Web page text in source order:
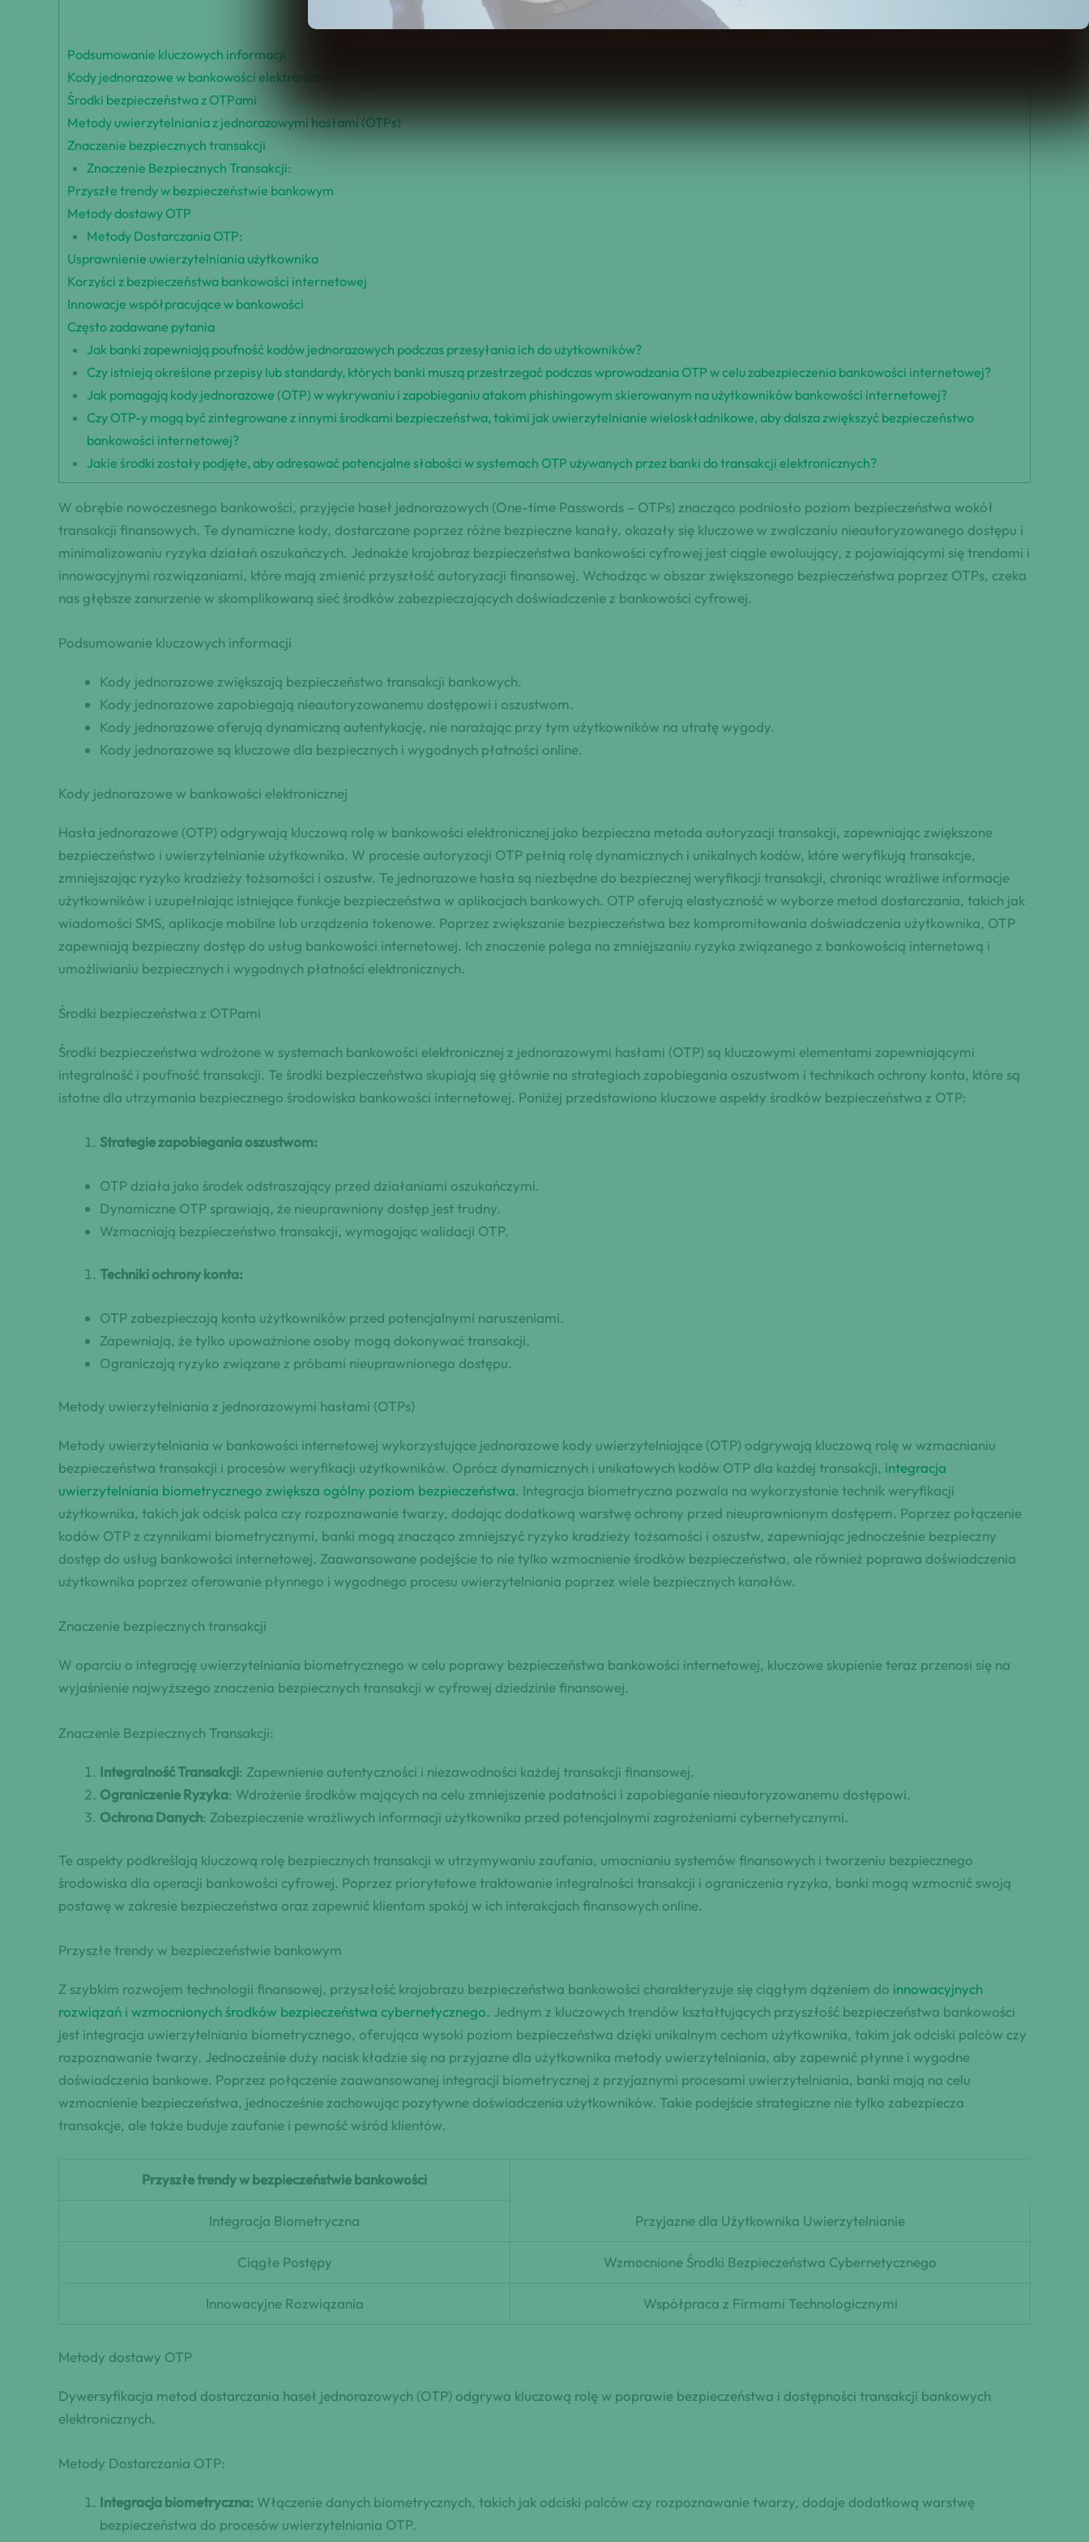
Podsumowanie kluczowych informacji
Kody jednorazowe w bankowości elektronicznej
Środki bezpieczeństwa z OTPami
Metody uwierzytelniania z jednorazowymi hasłami (OTPs)
Znaczenie bezpiecznych transakcji
Znaczenie Bezpiecznych Transakcji:
Przyszłe trendy w bezpieczeństwie bankowym
Metody dostawy OTP
Metody Dostarczania OTP:
Usprawnienie uwierzytelniania użytkownika
Korzyści z bezpieczeństwa bankowości internetowej
Innowacje współpracujące w bankowości
Często zadawane pytania
Jak banki zapewniają poufność kodów jednorazowych podczas przesyłania ich do użytkowników?
Czy istnieją określone przepisy lub standardy, których banki muszą przestrzegać podczas wprowadzania OTP w celu zabezpieczenia bankowości internetowej?
Jak pomagają kody jednorazowe (OTP) w wykrywaniu i zapobieganiu atakom phishingowym skierowanym na użytkowników bankowości internetowej?
Czy OTP-y mogą być zintegrowane z innymi środkami bezpieczeństwa, takimi jak uwierzytelnianie wieloskładnikowe, aby dalsza zwiększyć bezpieczeństwo
bankowości internetowej?
Jakie środki zostały podjęte, aby adresować potencjalne słabości w systemach OTP używanych przez banki do transakcji elektronicznych?
W obrębie nowoczesnego bankowości, przyjęcie haseł jednorazowych (One-time Passwords – OTPs) znacząco podniosło poziom bezpieczeństwa wokół
transakcji finansowych. Te dynamiczne kody, dostarczane poprzez różne bezpieczne kanały, okazały się kluczowe w zwalczaniu nieautoryzowanego dostępu i
minimalizowaniu ryzyka działań oszukańczych. Jednakże krajobraz bezpieczeństwa bankowości cyfrowej jest ciągle ewoluujący, z pojawiającymi się trendami i
innowacyjnymi rozwiązaniami, które mają zmienić przyszłość autoryzacji finansowej. Wchodząc w obszar zwiększonego bezpieczeństwa poprzez OTPs, czeka
nas głębsze zanurzenie w skomplikowaną sieć środków zabezpieczających doświadczenie z bankowości cyfrowej.
Podsumowanie kluczowych informacji
Kody jednorazowe zwiększają bezpieczeństwo transakcji bankowych.
Kody jednorazowe zapobiegają nieautoryzowanemu dostępowi i oszustwom.
Kody jednorazowe oferują dynamiczną autentykację, nie narażając przy tym użytkowników na utratę wygody.
Kody jednorazowe są kluczowe dla bezpiecznych i wygodnych płatności online.
Kody jednorazowe w bankowości elektronicznej
Hasła jednorazowe (OTP) odgrywają kluczową rolę w bankowości elektronicznej jako bezpieczna metoda autoryzacji transakcji, zapewniając zwiększone
bezpieczeństwo i uwierzytelnianie użytkownika. W procesie autoryzacji OTP pełnią rolę dynamicznych i unikalnych kodów, które weryfikują transakcje,
zmniejszając ryzyko kradzieży tożsamości i oszustw. Te jednorazowe hasła są niezbędne do bezpiecznej weryfikacji transakcji, chroniąc wrażliwe informacje
użytkowników i uzupełniając istniejące funkcje bezpieczeństwa w aplikacjach bankowych. OTP oferują elastyczność w wyborze metod dostarczania, takich jak
wiadomości SMS, aplikacje mobilne lub urządzenia tokenowe. Poprzez zwiększanie bezpieczeństwa bez kompromitowania doświadczenia użytkownika, OTP
zapewniają bezpieczny dostęp do usług bankowości internetowej. Ich znaczenie polega na zmniejszaniu ryzyka związanego z bankowością internetową i
umożliwianiu bezpiecznych i wygodnych płatności elektronicznych.
Środki bezpieczeństwa z OTPami
Środki bezpieczeństwa wdrożone w systemach bankowości elektronicznej z jednorazowymi hasłami (OTP) są kluczowymi elementami zapewniającymi
integralność i poufność transakcji. Te środki bezpieczeństwa skupiają się głównie na strategiach zapobiegania oszustwom i technikach ochrony konta, które są
istotne dla utrzymania bezpiecznego środowiska bankowości internetowej. Poniżej przedstawiono kluczowe aspekty środków bezpieczeństwa z OTP:
Strategie zapobiegania oszustwom:
OTP działa jako środek odstraszający przed działaniami oszukańczymi.
Dynamiczne OTP sprawiają, że nieuprawniony dostęp jest trudny.
Wzmacniają bezpieczeństwo transakcji, wymagając walidacji OTP.
Techniki ochrony konta:
OTP zabezpieczają konta użytkowników przed potencjalnymi naruszeniami.
Zapewniają, że tylko upoważnione osoby mogą dokonywać transakcji.
Ograniczają ryzyko związane z próbami nieuprawnionego dostępu.
Metody uwierzytelniania z jednorazowymi hasłami (OTPs)
Metody uwierzytelniania w bankowości internetowej wykorzystujące jednorazowe kody uwierzytelniające (OTP) odgrywają kluczową rolę w wzmacnianiu
bezpieczeństwa transakcji i procesów weryfikacji użytkowników. Oprócz dynamicznych i unikatowych kodów OTP dla każdej transakcji, integracja
uwierzytelniania biometrycznego zwiększa ogólny poziom bezpieczeństwa. Integracja biometryczna pozwala na wykorzystanie technik weryfikacji
użytkownika, takich jak odcisk palca czy rozpoznawanie twarzy, dodając dodatkową warstwę ochrony przed nieuprawnionym dostępem. Poprzez połączenie
kodów OTP z czynnikami biometrycznymi, banki mogą znacząco zmniejszyć ryzyko kradzieży tożsamości i oszustw, zapewniając jednocześnie bezpieczny
dostęp do usług bankowości internetowej. Zaawansowane podejście to nie tylko wzmocnienie środków bezpieczeństwa, ale również poprawa doświadczenia
użytkownika poprzez oferowanie płynnego i wygodnego procesu uwierzytelniania poprzez wiele bezpiecznych kanałów.
Znaczenie bezpiecznych transakcji
W oparciu o integrację uwierzytelniania biometrycznego w celu poprawy bezpieczeństwa bankowości internetowej, kluczowe skupienie teraz przenosi się na
wyjaśnienie najwyższego znaczenia bezpiecznych transakcji w cyfrowej dziedzinie finansowej.
Znaczenie Bezpiecznych Transakcji:
Integralność Transakcji: Zapewnienie autentyczności i niezawodności każdej transakcji finansowej.
Ograniczenie Ryzyka: Wdrożenie środków mających na celu zmniejszenie podatności i zapobieganie nieautoryzowanemu dostępowi.
Ochrona Danych: Zabezpieczenie wrażliwych informacji użytkownika przed potencjalnymi zagrożeniami cybernetycznymi.
Te aspekty podkreślają kluczową rolę bezpiecznych transakcji w utrzymywaniu zaufania, umacnianiu systemów finansowych i tworzeniu bezpiecznego
środowiska dla operacji bankowości cyfrowej. Poprzez priorytetowe traktowanie integralności transakcji i ograniczenia ryzyka, banki mogą wzmocnić swoją
postawę w zakresie bezpieczeństwa oraz zapewnić klientom spokój w ich interakcjach finansowych online.
Przyszłe trendy w bezpieczeństwie bankowym
Z szybkim rozwojem technologii finansowej, przyszłość krajobrazu bezpieczeństwa bankowości charakteryzuje się ciągłym dążeniem do innowacyjnych
rozwiązań i wzmocnionych środków bezpieczeństwa cybernetycznego. Jednym z kluczowych trendów kształtujących przyszłość bezpieczeństwa bankowości
jest integracja uwierzytelniania biometrycznego, oferująca wysoki poziom bezpieczeństwa dzięki unikalnym cechom użytkownika, takim jak odciski palców czy
rozpoznawanie twarzy. Jednocześnie duży nacisk kładzie się na przyjazne dla użytkownika metody uwierzytelniania, aby zapewnić płynne i wygodne
doświadczenia bankowe. Poprzez połączenie zaawansowanej integracji biometrycznej z przyjaznymi procesami uwierzytelniania, banki mają na celu
wzmocnienie bezpieczeństwa, jednocześnie zachowując pozytywne doświadczenia użytkowników. Takie podejście strategiczne nie tylko zabezpiecza
transakcje, ale także buduje zaufanie i pewność wśród klientów.
Przyszłe trendy w bezpieczeństwie bankowości
Integracja Biometryczna Przyjazne dla Użytkownika Uwierzytelnianie
Ciągłe Postępy Wzmocnione Środki Bezpieczeństwa Cybernetycznego
Innowacyjne Rozwiązania Współpraca z Firmami Technologicznymi
Metody dostawy OTP
Dywersyfikacja metod dostarczania haseł jednorazowych (OTP) odgrywa kluczową rolę w poprawie bezpieczeństwa i dostępności transakcji bankowych
elektronicznych.
Metody Dostarczania OTP:
Integracja biometryczna: Włączenie danych biometrycznych, takich jak odciski palców czy rozpoznawanie twarzy, dodaje dodatkową warstwę
bezpieczeństwa do procesów uwierzytelniania OTP.